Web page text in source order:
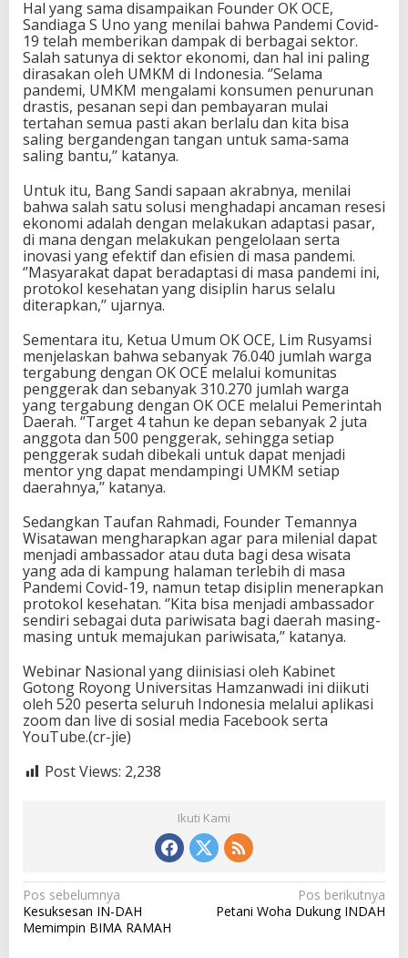
Hal yang sama disampaikan Founder OK OCE,
Sandiaga S Uno yang menilai bahwa Pandemi Covid-
19 telah memberikan dampak di berbagai sektor.
Salah satunya di sektor ekonomi, dan hal ini paling
dirasakan oleh UMKM di Indonesia. ‘’Selama
pandemi, UMKM mengalami konsumen penurunan
drastis, pesanan sepi dan pembayaran mulai
tertahan semua pasti akan berlalu dan kita bisa
saling bergandengan tangan untuk sama-sama
saling bantu,’’ katanya.
Untuk itu, Bang Sandi sapaan akrabnya, menilai
bahwa salah satu solusi menghadapi ancaman resesi
ekonomi adalah dengan melakukan adaptasi pasar,
di mana dengan melakukan pengelolaan serta
inovasi yang efektif dan efisien di masa pandemi.
‘’Masyarakat dapat beradaptasi di masa pandemi ini,
protokol kesehatan yang disiplin harus selalu
diterapkan,’’ ujarnya.
Sementara itu, Ketua Umum OK OCE, Lim Rusyamsi
menjelaskan bahwa sebanyak 76.040 jumlah warga
tergabung dengan OK OCE melalui komunitas
penggerak dan sebanyak 310.270 jumlah warga
yang tergabung dengan OK OCE melalui Pemerintah
Daerah. ‘’Target 4 tahun ke depan sebanyak 2 juta
anggota dan 500 penggerak, sehingga setiap
penggerak sudah dibekali untuk dapat menjadi
mentor yng dapat mendampingi UMKM setiap
daerahnya,’’ katanya.
Sedangkan Taufan Rahmadi, Founder Temannya
Wisatawan mengharapkan agar para milenial dapat
menjadi ambassador atau duta bagi desa wisata
yang ada di kampung halaman terlebih di masa
Pandemi Covid-19, namun tetap disiplin menerapkan
protokol kesehatan. ‘’Kita bisa menjadi ambassador
sendiri sebagai duta pariwisata bagi daerah masing-
masing untuk memajukan pariwisata,’’ katanya.
Webinar Nasional yang diinisiasi oleh Kabinet
Gotong Royong Universitas Hamzanwadi ini diikuti
oleh 520 peserta seluruh Indonesia melalui aplikasi
zoom dan live di sosial media Facebook serta
YouTube.(cr-jie)
Post Views: 2,238
Ikuti Kami
N
a
Pos sebelumnya
Kesuksesan IN-DAH
Memimpin BIMA RAMAH
Pos berikutnya
Petani Woha Dukung INDAH